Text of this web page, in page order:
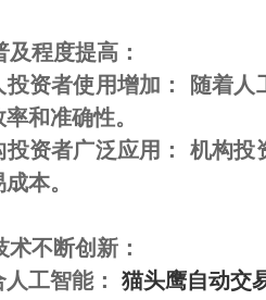
及程度提高：
投资者使用增加： 随着人
和准确性。
投资者广泛应用： 机构投
本。
术不断创新：
人工智能： 猫头鹰自动交